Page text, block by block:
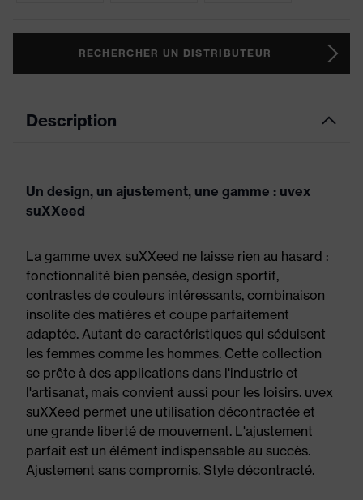
RECHERCHER UN DISTRIBUTEUR
Description
Un design, un ajustement, une gamme : uvex
suXXeed
La gamme uvex suXXeed ne laisse rien au hasard :
fonctionnalité bien pensée, design sportif,
contrastes de couleurs intéressants, combinaison
insolite des matières et coupe parfaitement
adaptée. Autant de caractéristiques qui séduisent
les femmes comme les hommes. Cette collection
se prête à des applications dans l'industrie et
l'artisanat, mais convient aussi pour les loisirs. uvex
suXXeed permet une utilisation décontractée et
une grande liberté de mouvement. L'ajustement
parfait est un élément indispensable au succès.
Ajustement sans compromis. Style décontracté.